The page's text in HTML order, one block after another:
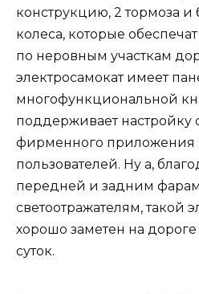
конструкцию, 2 тормоза
колеса, которые
по неровным участкам
электросамокат имеет
многофункциональной
поддерживает
фирменного приложения
пользователей. Ну а,
передней и задним
светоотражателям, такой
хорошо заметен на
суток.